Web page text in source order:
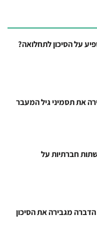
על הסיכון לתחלואה?
חברתיות על
מגבירה את הסיכון